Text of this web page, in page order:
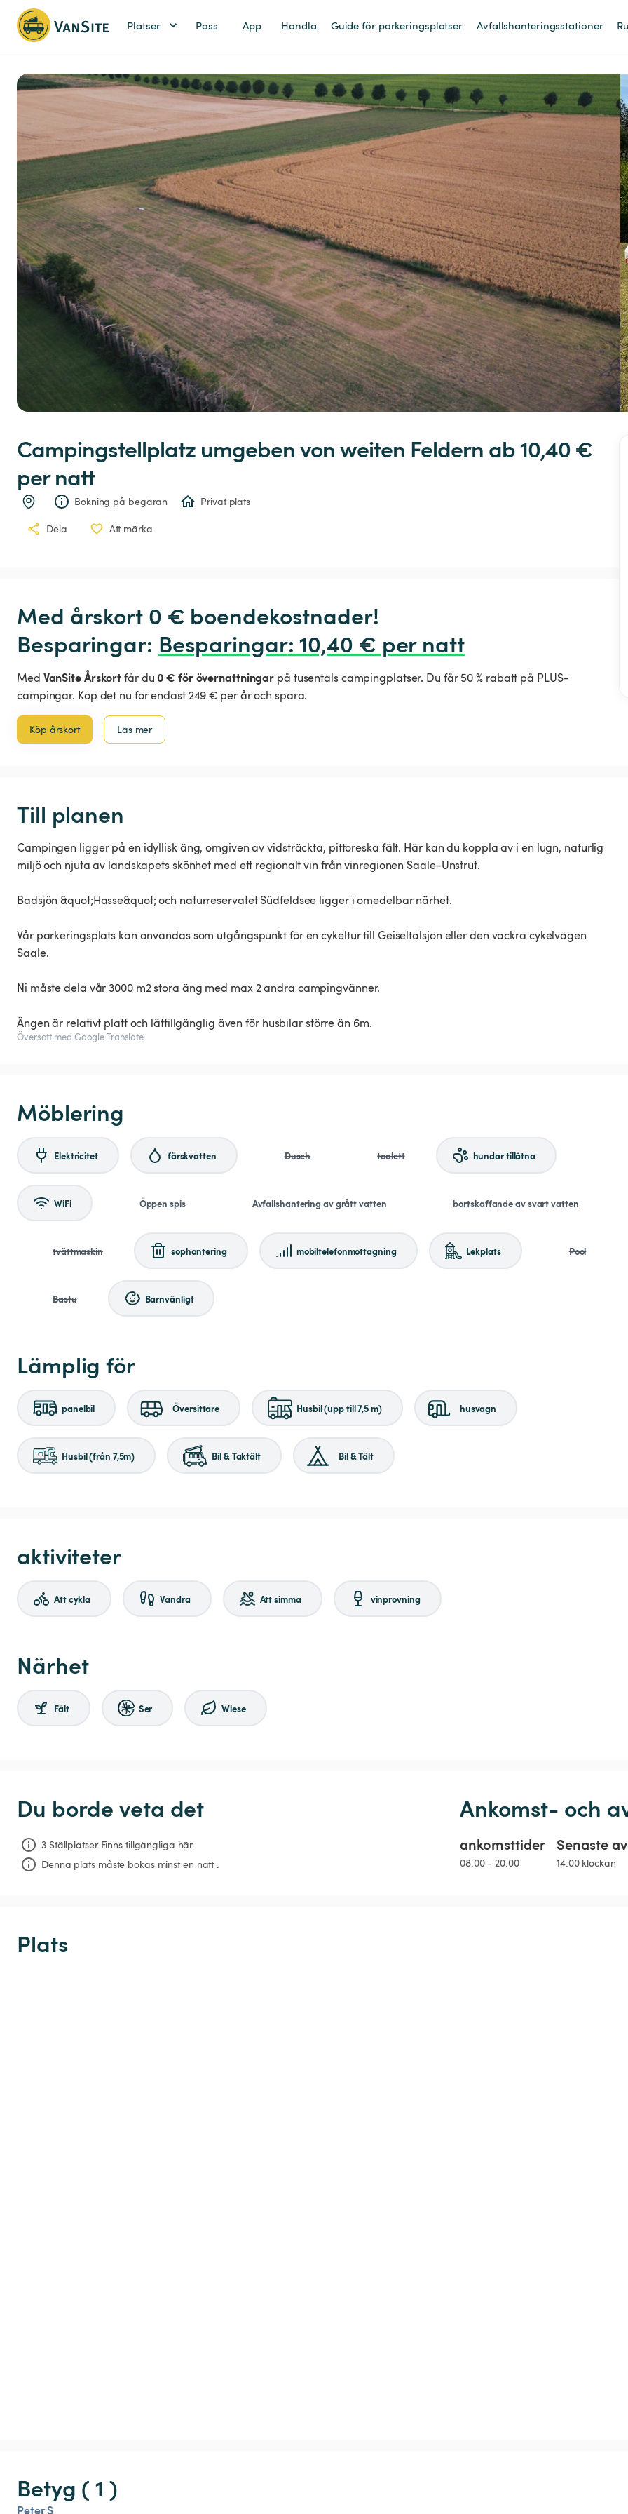
Platser Pass App Handla Guide för parkeringsplatser Avfallshanteringsstationer
Campingstellplatz umgebenvonweiten Feldern ab 10,40 €
per natt
Bokning på begäran Privat plats
Dela Att märka
Med årskort 0 € boendekostnader!
Besparingar: Besparingar: 10,40 € per natt
Med VanSite Årskortfår du0 € för övernattningar på tusentals campingplatser. Du får 50 % rabatt på PLUS-
campingar. Köp det nu för endast 249 € per år och spara.
Köp årskort Läs mer
Till planen
Campingen ligger på en idyllisk äng, omgiven av vidsträckta, pittoreska fält. Här kan du koppla av i en lugn, naturlig
miljö och njuta av landskapets skönhet med ett regionalt vin från vinregionen Saale-Unstrut.
Badsjön &quot;Hasse&quot; och naturreservatet Südfeldsee ligger i omedelbar närhet.
Vår parkeringsplats kan användas som utgångspunkt för en cykeltur till Geiseltalsjön eller den vackra cykelvägen
Saale.
Ni måste dela vår 3000 m2 stora äng med max 2 andra campingvänner.
Ängen är relativt platt och lättillgänglig även för husbilar större än 6m.
Översatt med Google Translate
Möblering
Elektricitet färskvatten Dusch toalett hundar tillåtna
WiFi Öppen spis Avfallshantering av grått vatten bortskaffande av svart vatten
tvättmaskin sophantering mobiltelefonmottagning Lekplats Pool
Bastu Barnvänligt
Lämplig för
panelbil Översittare Husbil (upp till 7,5 m) husvagn
Husbil (från 7,5m) Bil & Taktält Bil & Tält
aktiviteter
Att cykla Vandra Att simma vinprovning
Närhet
Fält Ser Wiese
Du borde veta det
3 Ställplatser Finns tillgängliga här.
Denna plats måste bokas minst en natt .
Ankomst- och
ankomsttider
08:00 - 20:00
Senaste
14:00 klockan
Plats
Betyg ( 1 )
Peter S